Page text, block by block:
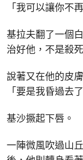
「我可以讓你不
基拉夫翻了一個
治好他，不是殺死
說著又在他的皮
「要是我昏過去
基沙撅起下唇。
一陣微風吹過山